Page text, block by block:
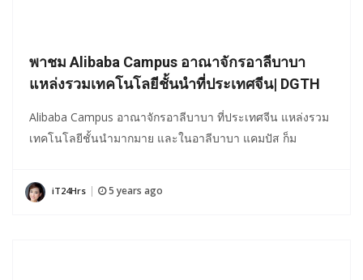
พาชม Alibaba Campus อาณาจักรอาลีบาบา
แหล่งรวมเทคโนโลยีชั้นนำที่ประเทศจีน| DGTH
Alibaba Campus อาณาจักรอาลีบาบา ที่ประเทศจีน แหล่งรวม
เทคโนโลยีชั้นนำมากมาย และในอาลีบาบา แคมปัส ก็ม
iT24Hrs 5 years ago